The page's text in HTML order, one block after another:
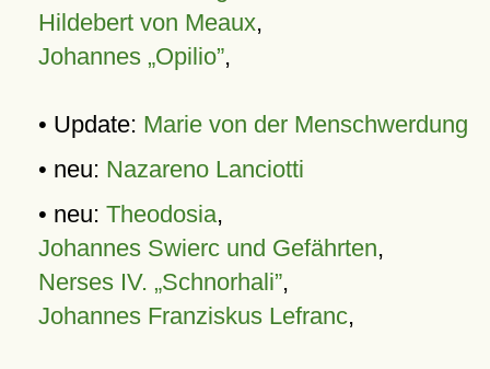
Hildebert von Meaux,
Johannes „Opilio”,
• Update: Marie von der Menschwerdung
• neu: Nazareno Lanciotti
• neu: Theodosia,
Johannes Swierc und Gefährten,
Nerses IV. „Schnorhali”,
Johannes Franziskus Lefranc,